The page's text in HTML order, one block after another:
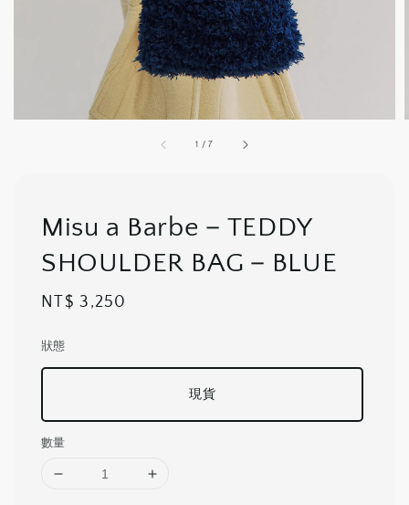
1 /7
Misu a Barbe－TEDDY
SHOULDER BAG－BLUE
Regular
NT$ 3,250
狀態
現貨
數量